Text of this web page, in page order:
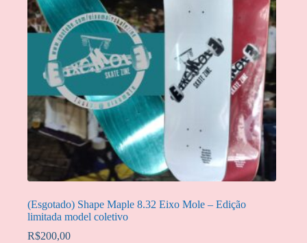
(Esgotado) Shape Maple 8.32 Eixo Mole – Edição
limitada model coletivo
R$200,00